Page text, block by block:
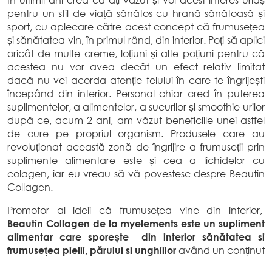
pentru un stil de viață sănătos cu hrană sănătoasă și
sport, cu aplecare către acest concept că frumusețea
și sănătatea vin, în primul rând, din interior. Poți să aplici
oricât de multe creme, loțiuni și alte poțiuni pentru că
acestea nu vor avea decât un efect relativ limitat
dacă nu vei acorda atenție felului în care te îngrijești
începând din interior. Personal chiar cred în puterea
suplimentelor, a alimentelor, a sucurilor și smoothie-urilor
după ce, acum 2 ani, am văzut beneficiile unei astfel
de cure pe propriul organism. Produsele care au
revoluționat această zonă de îngrijire a frumuseții prin
suplimente alimentare este și cea a lichidelor cu
colagen, iar eu vreau să vă povestesc despre Beautin
Collagen.
Promotor al ideii că frumusețea vine din interior,
Beautin Collagen de la myelements este un supliment
alimentar care sporește din interior sănătatea si
frumusețea pielii, părului si unghiilor având un conținut